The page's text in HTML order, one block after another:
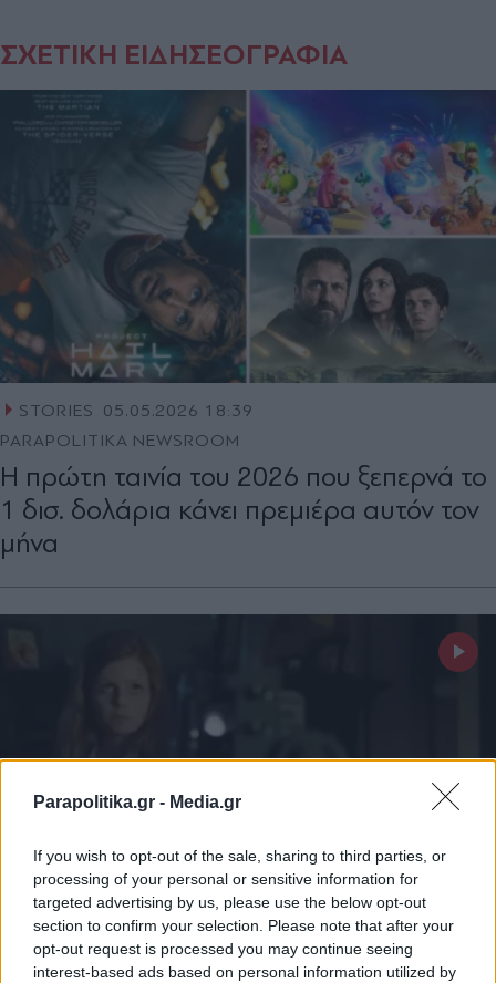
Parapolitika.gr - Media.gr
If you wish to opt-out of the sale, sharing to third parties, or
processing of your personal or sensitive information for
targeted advertising by us, please use the below opt-out
section to confirm your selection. Please note that after your
opt-out request is processed you may continue seeing
interest-based ads based on personal information utilized by
ΣΧΕΤΙΚΗ ΕΙΔΗΣΕΟΓΡΑΦΙΑ
STORIES
05.05.2026 18:39
PARAPOLITIKA NEWSROOM
Η πρώτη ταινία του 2026 που ξεπερνά το
1 δισ. δολάρια κάνει πρεμιέρα αυτόν τον
μήνα
STORIES 16.01.2026 19:15
PARAPOLITIKA NEWSROOM